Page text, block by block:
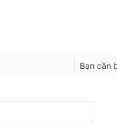
Bạn cần